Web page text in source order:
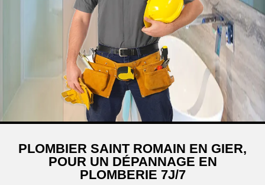
PLOMBIER SAINT ROMAIN EN GIER,
POUR UN DÉPANNAGE EN
PLOMBERIE 7J/7